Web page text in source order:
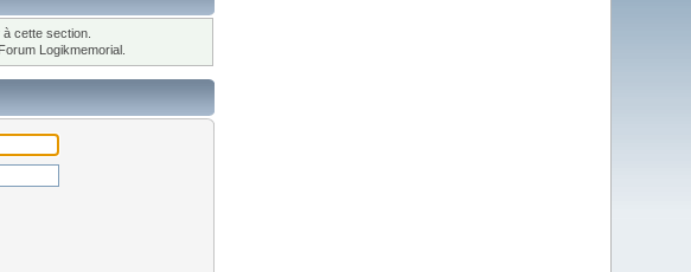
cette section.
Logikmemorial.